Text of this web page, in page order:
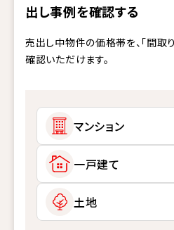
出し事例を確認する
売出し中物件の価格帯を、「間取
確認いただけます。
マンション
一戸建て
土地